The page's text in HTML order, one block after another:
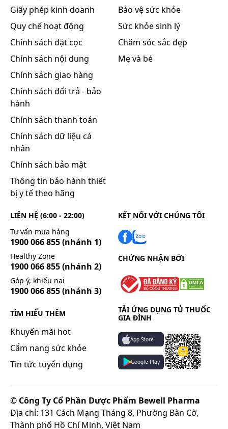
Giấy phép kinh doanh
Quy chế hoạt động
Chính sách đặt cọc
Chính sách nội dung
Chính sách giao hàng
Chính sách đổi trả - bảo
hành
Chính sách thanh toán
Chính sách dữ liệu cá
nhân
Chính sách bảo mật
Thông tin bảo hành thiết
bị y tế theo hãng
Bảo vệ sức khỏe
Sức khỏe sinh lý
Chăm sóc sắc đẹp
Mẹ và bé
LIÊN HỆ (6:00 - 22:00)
Tư vấn mua hàng
1900 066 855(nhánh 1)
Healthy Zone
1900 066 855(nhánh 2)
Góp ý, khiếu nại
1900 066 855(nhánh 3)
TÌM HIỂU THÊM
Khuyến mãi hot
Cẩm nang sức khỏe
Tin tức tuyển dụng
KẾT NỐI VỚI CHÚNG TÔI
CHỨNG NHẬN BỞI
TẢI ỨNG DỤNG TỦ THUỐC
GIA ĐÌNH
App Store
Google Play
© Công Ty Cổ Phần Dược Phẩm Bewell Pharma
Địa chỉ: 131 Cách Mạng Tháng 8, Phường Bàn Cờ,
Thành phố Hồ Chí Minh, Việt Nam